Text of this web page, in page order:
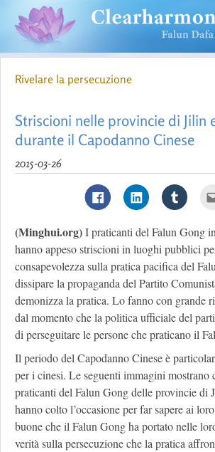
Rivelare la persecuzione
Striscioni nelle provincie di Jilin
durante il Capodanno Cinese
2015-03-26
(Minghui.org)I praticanti del Falun Gong
hanno appeso striscioni in luoghi pubblici
consapevolezza sulla pratica pacifica del
dissipare la propaganda del Partito
demonizza la pratica. Lo fanno con grande
dal momento che la politica ufficiale del
di perseguitare le persone che praticano il
Il periodo del Capodanno Cinese è
per i cinesi. Le seguenti immagini mostrano
praticanti del Falun Gong delle provincie di
hanno colto l’occasione per far sapere ai
buone che il Falun Gong ha portato nelle
verità sulla persecuzione che la pratica